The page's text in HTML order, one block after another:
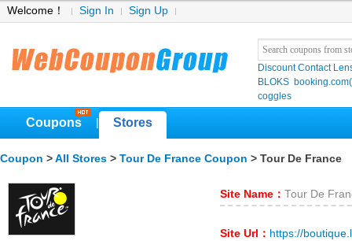
Welcome！ Sign In Sign Up
Discount Contact
BLOKS
coggles
Coupons Stores
Coupon > All Stores > Tour De France Coupon > Tour De France
Site Name： Tour De
Site Url： https://